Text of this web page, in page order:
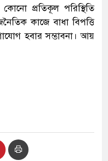
কোনো প্রতিকূল পরিস্থিতি
কাজে বাধা বিপত্তি
হবার সম্ভাবনা। আয়